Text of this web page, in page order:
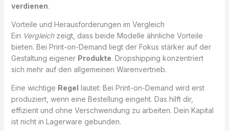
verdienen.
Vorteile und Herausforderungen im Vergleich
Ein Vergleichzeigt, dass beide Modelle ähnliche Vorteile
bieten. Bei Print-on-Demand liegt der Fokus stärker auf der
Gestaltung eigener Produkte. Dropshipping konzentriert
sich mehr auf den allgemeinen Warenvertrieb.
Eine wichtige Regel lautet: Bei Print-on-Demand wird erst
produziert, wenn eine Bestellung eingeht. Das hilft dir,
effizient und ohne Verschwendung zu arbeiten. Dein Kapital
ist nicht in Lagerware gebunden.